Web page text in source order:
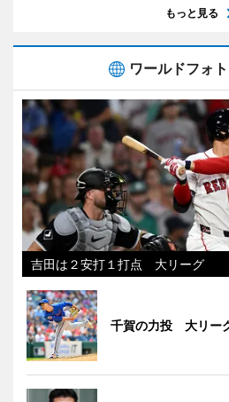
もっと見る
ワールドフォ
吉田は２安打１打点 大リーグ
千賀の力投 大リー